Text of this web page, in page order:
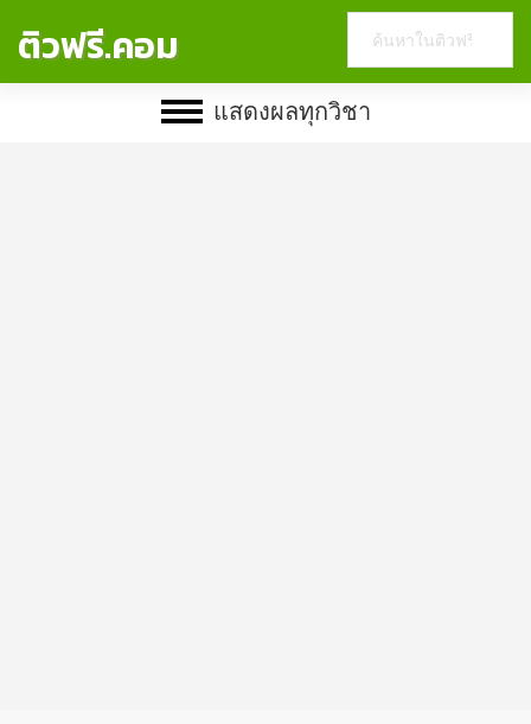
ติวฟรี.คอม
website
แสดงผลทุกวิชา